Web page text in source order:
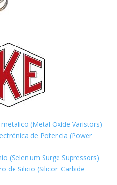
(Metal Oxide Varistors)
de Potencia (Power
(Selenium Surge Supressors)
de Silicio (Silicon Carbide